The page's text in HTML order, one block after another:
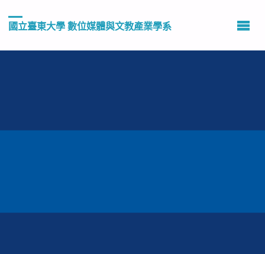
國立臺東大學 數位媒體與文教產業學系